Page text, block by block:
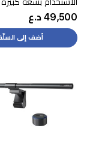
للماء
49,500 د.ع
أضف إلى